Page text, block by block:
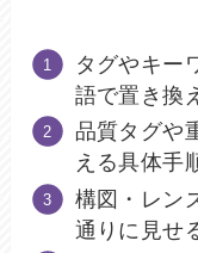
タグやキー
語で置き換
品質タグや
える具体手
構図・レン
通りに見せ